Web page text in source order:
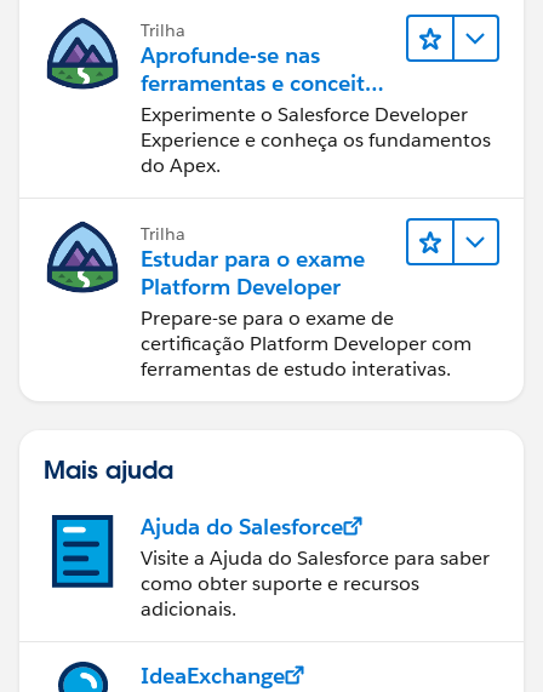
Trilha
Aprofunde-se nas
ferramentas e conceitos
de desenvolvimento do
Salesforce
Experimente o Salesforce Developer
Experience e conheça os fundamentos
do Apex.
Trilha
Estudar para o exame
Platform Developer
Prepare-se para o exame de
certificação Platform Developer com
ferramentas de estudo interativas.
Mais ajuda
Ajuda do Salesforce
Visite a Ajuda do Salesforce para saber
como obter suporte e recursos
adicionais.
IdeaExchange